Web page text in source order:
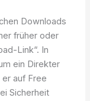
Downloads
früher oder
Link“. In
ein Direkter
auf Free
Sicherheit